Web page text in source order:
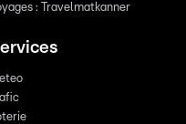
: Travelmatkanner